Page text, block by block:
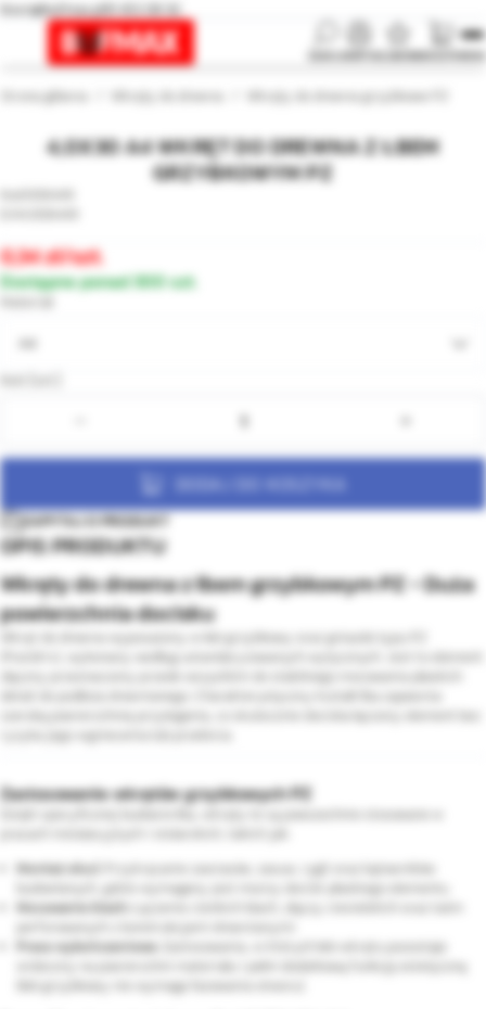
biuro@bufmax.pl91 453 08 92
ULUBIONEKOSZYK
Strona główna Wkręty do drewna Wkręty do drewna grzybkowe PZ
4,0X30 A4 WKRĘT DO DREWNA Z ŁBEM
GRZYBKOWYM PZ
0,34 /szt.
Dostępne ponad 300 szt.
A4
DODAJ DO KOSZYKA
ZAPYTAJ O PRODUKT
OPIS PRODUKTU
Wkręty do drewna z łbem grzybkowym PZ - Duża
powierzchnia docisku
Wkręt do drewna wyposażony w łeb grzybkowy oraz gniazdo typu PZ
(Pozidriv), wykonany według ustandaryzowanych wytycznych. Jest to element
złączny przeznaczony przede wszystkim do stabilnego mocowania płaskich
detali do podłoża drewnianego. Charakterystyczny kształt łba zapewnia
szeroką powierzchnię przylegania, co skutecznie dociska łączony element bez
ryzyka jego wgniecenia lub przebicia.
Zastosowanie wkrętów grzybkowych PZ
Dzięki specyficznej budowie łba, wkręty te są powszechnie stosowane w
Montaż okuć:
Przykręcanie zawiasów, zasuw, rygli oraz kątowników
budowlanych, gdzie wymagany jest mocny docisk płaskiego elementu.
Mocowanie blach:
Łączenie cienkich blach, złączy ciesielskich oraz taśm
Prace wykończeniowe:
Zastosowania, w których łeb wkrętu pozostaje
widoczny na powierzchni materiału i pełni dodatkową funkcję estetyczną
(łeb grzybkowy nie wymaga fazowania otworu).